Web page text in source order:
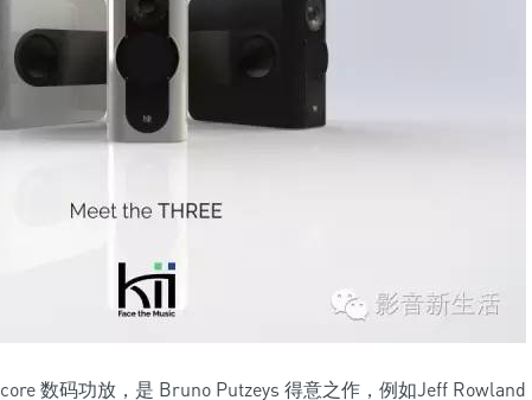
数码功放，是 Bruno Putzeys 得意之作，例如Jeff Rowland